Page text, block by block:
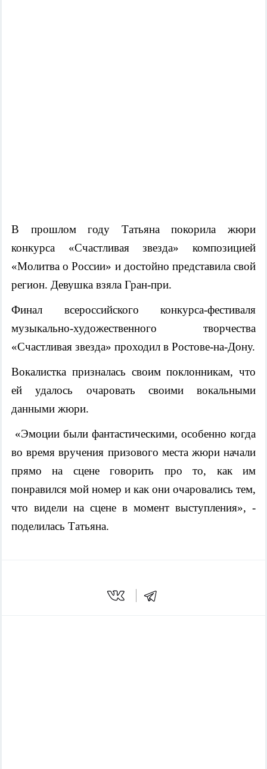
В прошлом году Татьяна покорила жюри
конкурса «Счастливая звезда» композицией
«Молитва о России» и достойно представила свой
регион. Девушка взяла Гран-при.
Финал всероссийского конкурса-фестиваля
музыкально-художественного творчества
«Счастливая звезда» проходил в Ростове-на-Дону.
Вокалистка призналась своим поклонникам, что
ей удалось очаровать своими вокальными
данными жюри.
«Эмоции были фантастическими, особенно когда
во время вручения призового места жюри начали
прямо на сцене говорить про то, как им
понравился мой номер и как они очаровались тем,
что видели на сцене в момент выступления», -
поделилась Татьяна.